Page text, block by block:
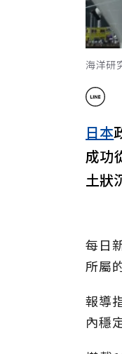
海洋研
日本
成功
土狀
每日
所屬
報導
內穩